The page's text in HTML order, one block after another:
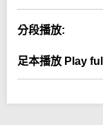
分段播放:
足本播放 Play